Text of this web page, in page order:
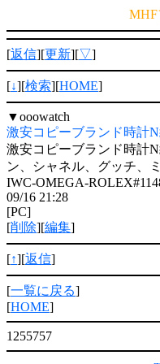
[返信][更新][▽]
[↓][検索][HOME]
▼ooowatch
激安コピーブランド時計N
激安コピーブランド時計N
ン、シャネル、グッチ、
IWC-OMEGA-
09/16 21:28
[PC]
[削除][編集]
[↑][返信]
[一覧に戻る]
[HOME]
1255757